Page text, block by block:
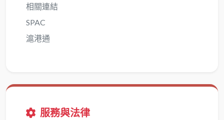
相關連結
SPAC
滬港通
服務與法律